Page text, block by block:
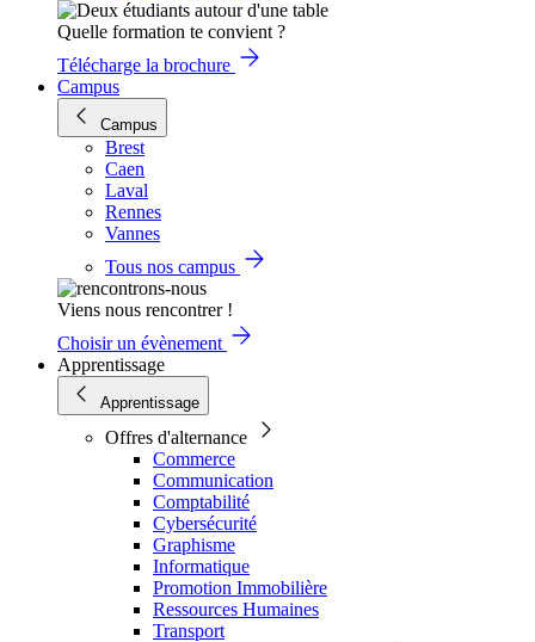
Quelle formation te convient ?
Télécharge la brochure
Campus
Campus
Brest
Caen
Laval
Rennes
Vannes
Tous nos campus
Viens nous rencontrer !
Choisir un évènement
Apprentissage
Apprentissage
Offres d'alternance
Commerce
Communication
Comptabilité
Cybersécurité
Graphisme
Informatique
Promotion Immobilière
Ressources Humaines
Transport